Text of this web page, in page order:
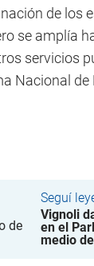
de los
se amplía
servicios
Nacional de
Seguí
Vignoli
en el
medio